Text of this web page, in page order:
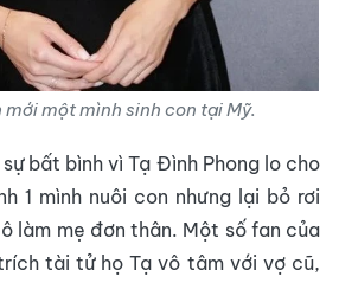
mới một mình sinh con tại Mỹ.
bất bình vì Tạ Đình Phong lo cho
1 mình nuôi con nhưng lại bỏ rơi
làm mẹ đơn thân. Một số fan của
tài tử họ Tạ vô tâm với vợ cũ,